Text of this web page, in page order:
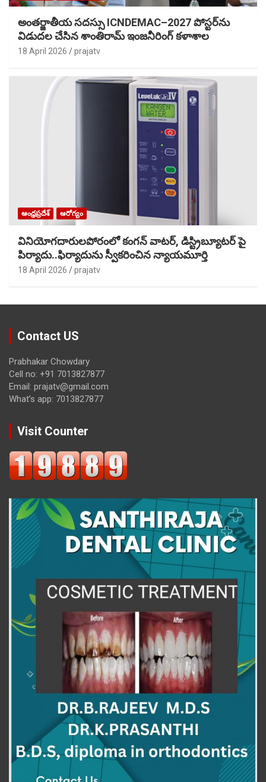
అంతర్జాతీయ సదస్సు ICNDEMAC–2027 పోస్టర్‌ను
విడుదల చేసిన శాంతిరామ్ ఇంజనీరింగ్ కళాశాల
18 April 2026 prajatv
ఆంధ్రప్రదేశ్ ఆరోగ్యం
వినియోగదారులపోరంలో కంగన్ వాటర్, డిస్ట్రిబ్యూటర్ పై
పిర్యాదు..ఫిర్యాదును స్వీకరించిన న్యాయమూర్తి
18 April 2026 prajatv
Contact US
Prabhakar Chowdary
Cell no: +91 7013827877
Email: prajatv@gmail.com
What’s app: 7013827877
Visit Counter